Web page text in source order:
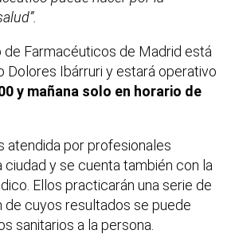
de Farmacéuticos de Madrid está
Dolores Ibárruri y estará operativo
y mañana solo en horario de
atendida por profesionales
y se cuenta también con la
Ellos practicarán una serie de
de cuyos resultados se puede
sanitarios a la persona.